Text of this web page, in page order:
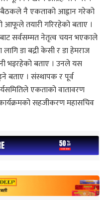
बैठकले नै एकताको आह्वान गरेको
आफूले तयारी गरिरहेको बताए ।
सर्वसम्मत नेतृत्व चयन भएकाले
डा बद्री केसी र डा हेमराज
भइरहेको बताए । उनले यस
बताए । संस्थापक र पूर्व
एकताको वातावरण
सहजीकरण महासचिव